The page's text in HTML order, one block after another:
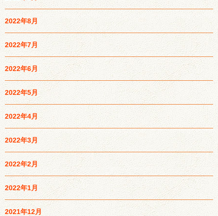
2022年8月
2022年7月
2022年6月
2022年5月
2022年4月
2022年3月
2022年2月
2022年1月
2021年12月